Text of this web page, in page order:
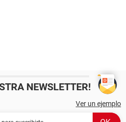
NEWSLETTER!
Ver un ejemplo